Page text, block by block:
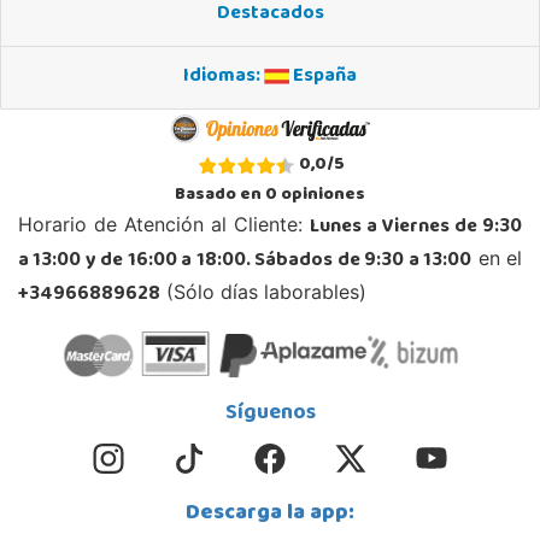
STOCK DISPONIBLE
Juguetilandia Andújar
Avda. Roma S/N
23740, Andújar
953 505 004
Localizar Tienda
Juguetilandia Armilla
Carretera Armilla 29, Urb. Porcegram, 2
Destacados
Idiomas:
España
0,0/5
Basado en0opiniones
Horario de Atención al Cliente: Lunes a Viernes de 9:30
a 13:00 y de 16:00 a 18:00. Sábados de 9:30 a 13:00 en el
+34966889628 (Sólo días laborables)
Síguenos
Descarga la app: